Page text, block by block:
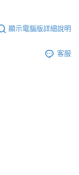
顯示電腦版詳細說明
客服